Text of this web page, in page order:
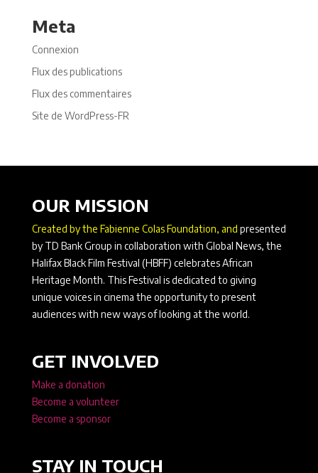
Meta
Connexion
Flux des publications
Flux des commentaires
Site de WordPress-FR
OUR MISSION
Created by the Fabienne Colas Foundation, and presented
by TD Bank Group in collaboration with Global News, the
Halifax Black Film Festival (HBFF) celebrates African
Heritage Month. This Festival is dedicated to giving
unique voices in cinema the opportunity to present
audiences with new ways of looking at the world.
GET INVOLVED
Make a donation
Become a volunteer
Become a sponsor
STAY IN TOUCH